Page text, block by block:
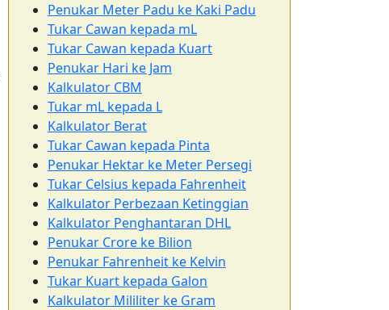
Penukar Meter Padu ke Kaki Padu
Tukar Cawan kepada mL
Tukar Cawan kepada Kuart
Penukar Hari ke Jam
Kalkulator CBM
Tukar mL kepada L
Kalkulator Berat
Tukar Cawan kepada Pinta
Penukar Hektar ke Meter Persegi
Tukar Celsius kepada Fahrenheit
Kalkulator Perbezaan Ketinggian
Kalkulator Penghantaran DHL
Penukar Crore ke Bilion
Penukar Fahrenheit ke Kelvin
Tukar Kuart kepada Galon
Kalkulator Mililiter ke Gram